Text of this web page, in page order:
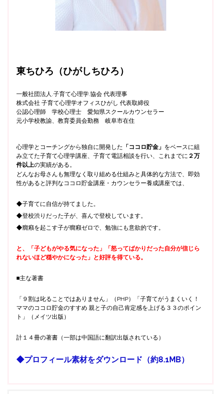
東ちひろ（ひがしちひろ）
一般社団法人.子育て心理学.協会 代表理事
株式会社 子育て心理学オフィスひがし 代表取締役
公認心理師 学校心理士 愛知県スクールカウンセラー
元小学校教諭、教育委員会勤務 岐阜市在住
心理学とコーチングから独自に開発した 「ココロ貯金」 をベースに組
み立てた子育て心理学講座、子育て電話相談を行い、これまでに ２万
件以上の実績がある。
どんなお母さんも無理なく取り組める仕組みと具体的な方法で、即効
性があると評判なココロ貯金講座・カウンセラー養成講座では、
◆子育てに自信が持てました。
◆登校渋りだった子が、喜んで登校しています。
◆癇癪を起こす子が癇癪ゼロで、勉強にも意欲的です。
と、「子どもがやる気になった」「怒ってばかりだった自分が信じら
れないほど穏やかになった」と好評を得ている。
■主な著書
「９割は叱ることではありません」（PHP）「子育てがうまくいく！
ママのココロ貯金のすすめ 親と子の自己肯定感を上げる３３のポイン
ト」（メイツ出版）
計１４冊の著書（一部は中国語に翻訳出版されている）
◆プロフィール素材をダウンロード（約8.1MB）